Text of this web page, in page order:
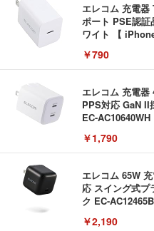
エレコム 充電器
ポート PSE認
ワイト 【
￥790
エレコム 充電器
PPS対応 GaN II
EC-AC10640WH
￥1,790
エレコム 65W
応 スイング式プ
ク EC-
￥2,190